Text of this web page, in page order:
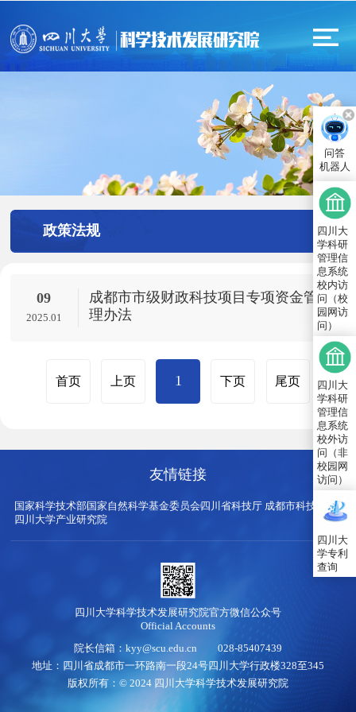
政策法规
09
2025.01
成都市市级财政科技项目专项资金管
理办法
首页 上页 1 下页 尾页
友情链接
国家科学技术部国家自然科学基金委员会四川省科技厅 成都市科技局
四川大学产业研究院
四川大学科学技术发展研究院官方微信公众号
Official Accounts
院长信箱：kyy@scu.edu.cn 028-85407439
地址：四川省成都市一环路南一段24号四川大学行政楼328至345
版权所有：© 2024 四川大学科学技术发展研究院
问答
机器人
四川大
学科研
管理信
息系统
校内访
问（校
园网访
问）
四川大
学科研
管理信
息系统
校外访
问（非
校园网
访问）
四川大
学专利
查询